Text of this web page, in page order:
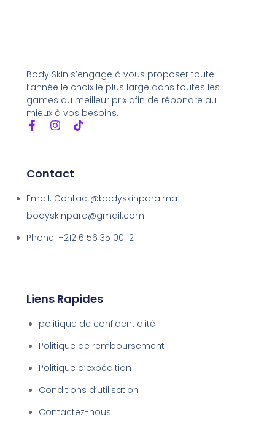
Body Skin s’engage à vous proposer toute
l’année le choix le plus large dans toutes les
games au meilleur prix afin de répondre au
mieux à vos besoins.
Contact
Email: Contact@bodyskinpara.ma
bodyskinpara@gmail.com
Phone: +212 6 56 35 00 12
Liens Rapides
politique de confidentialité
Politique de remboursement
Politique d’expédition
Conditions d’utilisation
Contactez-nous